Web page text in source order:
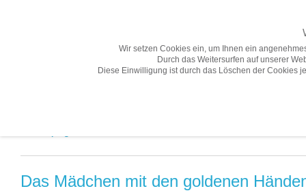
Das Mädchen mit den goldenen
Wir setzen Cookies ein, um Ihnen ein
Durch das Weitersurfen auf unserer
Diese Einwilligung ist durch das Löschen der Cookies